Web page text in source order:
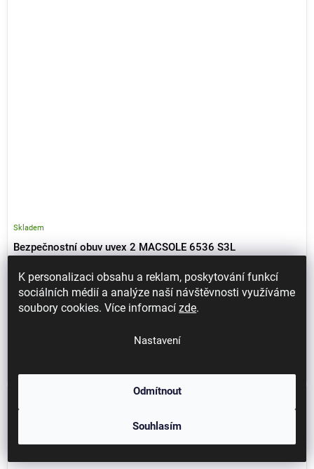
K personalizaci obsahu a reklam, poskytování funkcí
sociálních médií a analýze naší návštěvnosti využíváme
soubory cookies. Více informacízde.
Nastavení
Odmítnout
Souhlasím
Bezpečnostní obuv uvex 2 MACSOLE 6536 S3L
Skladem
4 302 Kč bez DPH
5 205 Kč / pár